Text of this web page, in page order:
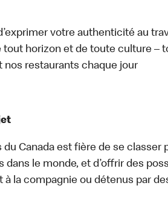
votre authenticité au
tout horizon et de toute culture –
nos restaurants chaque jour
du Canada est fière de se
dans le monde, et d’offrir des
à la compagnie ou détenus par